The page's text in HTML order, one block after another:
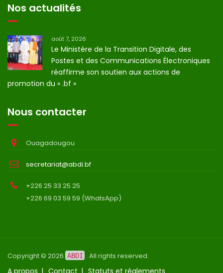
Nos actualités
août 7, 2026
Le Ministère de la Transition Digitale, des
Postes et des Communications Électroniques
réaffirme son soutien aux actions de
promotion du « .bf »
Nous contacter
Ouagadougou
secretariat@abdi.bf
+226 25 33 25 25
+226 69 03 59 59 (WhatsApp)
Copyright © 2026 ABDI . All rights reserved.
A propos Contact Statuts et réglements